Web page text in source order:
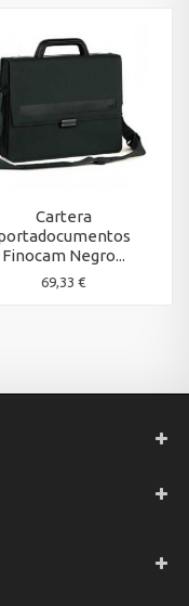
Cartera
Finocam Negro...
69,33 €